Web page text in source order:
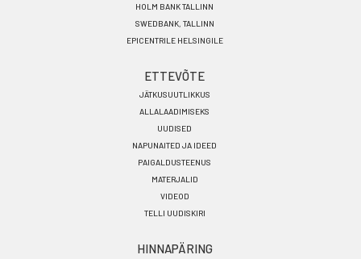
HOLM BANK TALLINN
SWEDBANK, TALLINN
EPICENTRILE HELSINGILE
ETTEVÕTE
JÄTKUSUUTLIKKUS
ALLALAADIMISEKS
UUDISED
NAPUNAITED JA IDEED
PAIGALDUSTEENUS
MATERJALID
VIDEOD
TELLI UUDISKIRI
HINNAPÄRING